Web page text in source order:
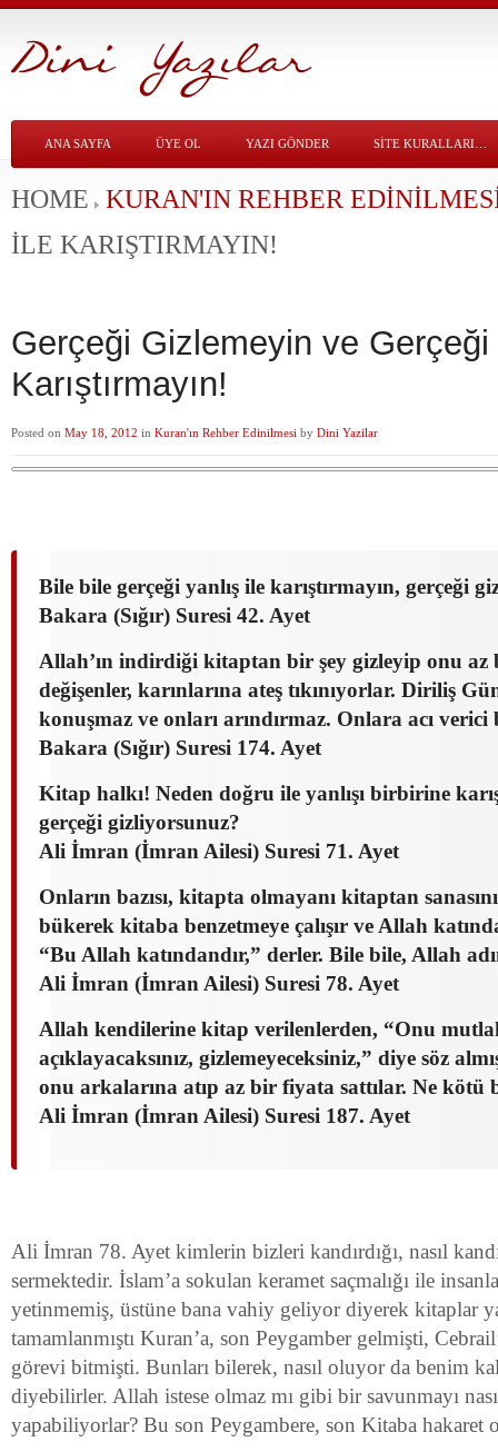
ANA SAYFA ÜYE OL YAZI GÖNDER SITE KURALLARI…
HOME KURAN'IN REHBER
İLE KARIŞTIRMAYIN!
Gerçeği Gizlemeyin ve Gerçeği
Karıştırmayın!
Posted on May 18, 2012 in Kuran'ın Rehber Edinilmesi by Dini Yazilar
Bile bile gerçeği yanlış ile karıştırmayın, gerçeği
Bakara (Sığır) Suresi 42. Ayet
Allah’ın indirdiği kitaptan bir şey gizleyip onu az
değişenler, karınlarına ateş tıkınıyorlar. Diriliş
konuşmaz ve onları arındırmaz. Onlara acı
Bakara (Sığır) Suresi 174. Ayet
Kitap halkı! Neden doğru ile yanlışı birbirine
gerçeği gizliyorsunuz?
Ali İmran (İmran Ailesi) Suresi 71. Ayet
Onların bazısı, kitapta olmayanı kitaptan
bükerek kitaba benzetmeye çalışır ve Allah
“Bu Allah katındandır,” derler. Bile bile, Allah
Ali İmran (İmran Ailesi) Suresi 78. Ayet
Allah kendilerine kitap verilenlerden, “Onu
açıklayacaksınız, gizlemeyeceksiniz,” diye söz
onu arkalarına atıp az bir fiyata sattılar. Ne kötü
Ali İmran (İmran Ailesi) Suresi 187. Ayet
Ali İmran 78. Ayet kimlerin bizleri kandırdığı, nasıl
sermektedir. İslam’a sokulan keramet saçmalığı ile
yetinmemiş, üstüne bana vahiy geliyor diyerek kitaplar
tamamlanmıştı Kuran’a, son Peygamber gelmişti,
görevi bitmişti. Bunları bilerek, nasıl oluyor da benim
diyebilirler. Allah istese olmaz mı gibi bir savunmayı
yapabiliyorlar? Bu son Peygambere, son Kitaba hakaret